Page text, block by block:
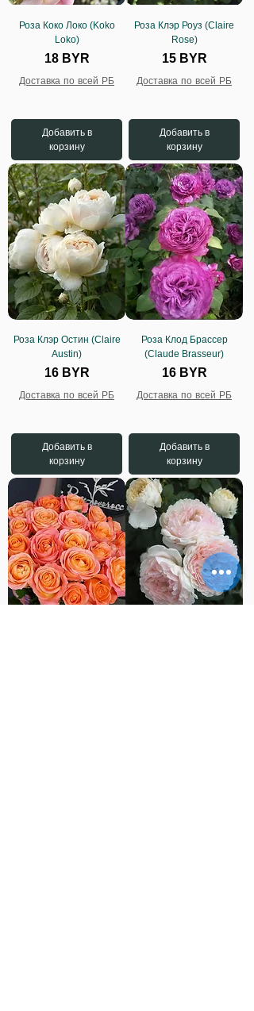
Роза Коко Локо (Koko
Loko)
Цена
18 BYR
Доставка по всей РБ
Добавить в
корзину
Роза Клэр Роуз (Claire
Rose)
Цена
15 BYR
Доставка по всей РБ
Добавить в
корзину
Роза Клэр Остин (Claire
Austin)
Цена
16 BYR
Доставка по всей РБ
Добавить в
корзину
Роза Клод Брассер
(Claude Brasseur)
Цена
16 BYR
Доставка по всей РБ
Добавить в
корзину